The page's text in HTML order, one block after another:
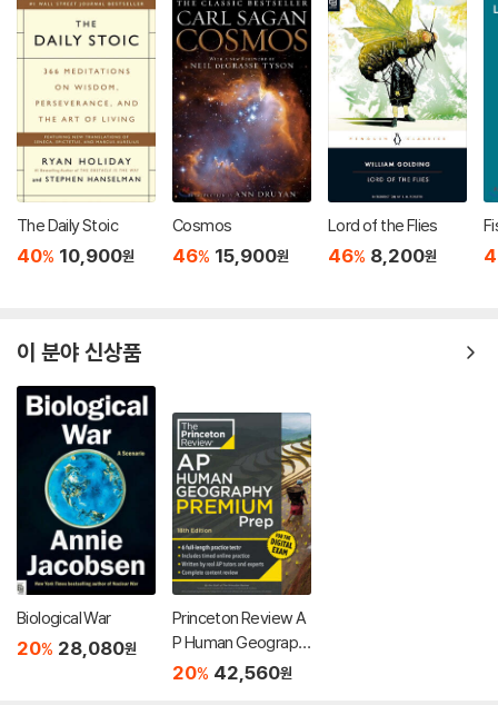
The Daily Stoic
40% 10,900원
Cosmos
46% 15,900원
Lord of the Flies
46% 8,200원
이 분야 신상품
Biological War
20% 28,080원
Princeton Review A
P Human Geograph
y Premium Prep, 18t
20% 42,560원